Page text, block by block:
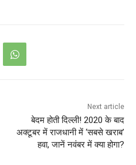
Next article
बेदम होती दिल्ली! 2020 के बाद
अक्टूबर में राजधानी में ‘सबसे खराब’
हवा, जानें नवंबर में क्या होगा?